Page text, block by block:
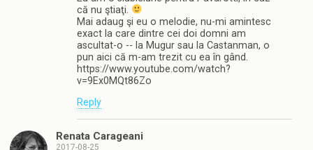
că nu ştiaţi.
Mai adaug şi eu o melodie, nu-mi amintesc
exact la care dintre cei doi domni am
ascultat-o -- la Mugur sau la Castanman, o
pun aici că m-am trezit cu ea în gând.
https://www.youtube.com/watch?
v=9Ex0MQt86Zo
Reply
Renata Carageani
2017-08-25